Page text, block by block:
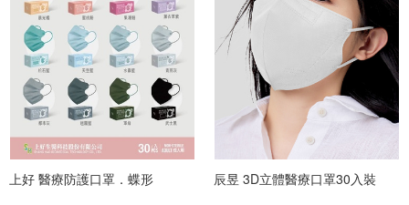
小童(3-7歲)
篩選
上好 醫療防護口罩．蝶形
辰昱 3D立體醫療口罩30入裝